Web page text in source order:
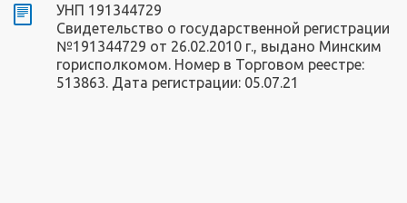
УНП 191344729
Свидетельство о государственной регистрации
№191344729 от 26.02.2010 г., выдано Минским
горисполкомом. Номер в Торговом реестре:
513863. Дата регистрации: 05.07.21